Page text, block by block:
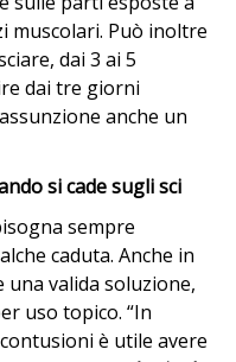
muscolari. Può inoltre
dai 3 ai 5
dai tre giorni
anche un
si cade sugli sci
sempre
caduta. Anche in
una valida soluzione,
uso topico. “In
è utile avere